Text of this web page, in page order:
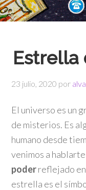
Estrella
23 julio, 2020 por
El universo es un
de misterios. Es
humano desde
venimos a
poderreflejado
estrella es el